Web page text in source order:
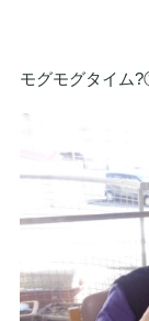
モグモグタイム